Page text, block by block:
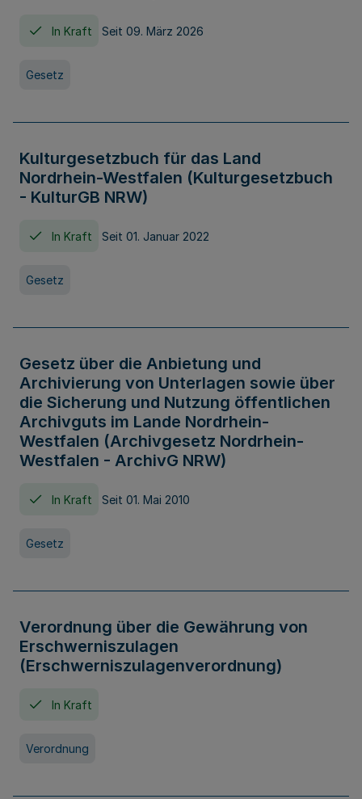
In Kraft Seit 09. März 2026
Gesetz
Kulturgesetzbuch für das Land
Nordrhein-Westfalen (Kulturgesetzbuch
- KulturGB NRW)
In Kraft Seit 01. Januar 2022
Gesetz
Gesetz über die Anbietung und
Archivierung von Unterlagen sowie über
die Sicherung und Nutzung öffentlichen
Archivguts im Lande Nordrhein-
Westfalen (Archivgesetz Nordrhein-
Westfalen - ArchivG NRW)
In Kraft Seit 01. Mai 2010
Gesetz
Verordnung über die Gewährung von
Erschwerniszulagen
(Erschwerniszulagenverordnung)
In Kraft
Verordnung